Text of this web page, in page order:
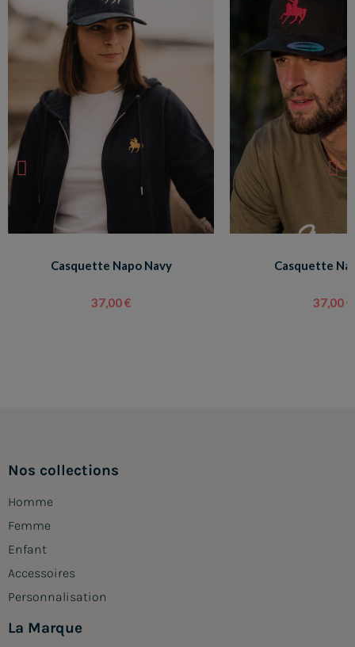
Casquette Napo Navy
37,00 €
Casquette
37,00 €
Nos collections
Homme
Femme
Enfant
Accessoires
Personnalisation
La Marque